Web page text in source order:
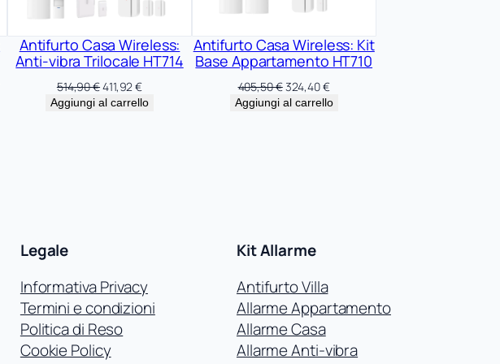
Antifurto Casa Wireless:
Anti-vibra Trilocale HT714
514,90€Il
prezzo
411,92€Il
prezzo
Aggiungi al carrello
Antifurto Casa Wireless: Kit
Base Appartamento HT710
405,50€ Il
prezzo
324,40€Il
prezzo
Aggiungi al carrello
Legale
Informativa Privacy
Termini e condizioni
Politica di Reso
Cookie Policy
Kit Allarme
Antifurto Villa
Allarme Appartamento
Allarme Casa
Allarme Anti-vibra